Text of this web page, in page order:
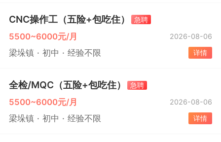
CNC操作工（五险+包吃住） 急聘
5500~6000元/月 2026-08-06
梁垛镇 初中 经验不限 详情
全检/MQC（五险+包吃住） 急聘
5500~6000元/月 2026-08-06
梁垛镇 初中 经验不限 详情